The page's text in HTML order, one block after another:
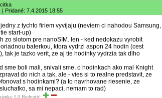
| Pridané: 7.4.2015 18:55
z tychto firiem vyvijaju (neviem ci nahodou Samsung,
start-up)
zo slotom pre nanoSIM. len - ked nedokazu vyrobit
baterkou, ktora vydrzi aspon 24 hodin (cest
tak je tazko verit, ze aj tie hodinky vydrzia tak dlho
sme boli mali, snivali sme, o hodinkach ako mal Knight
do nich a tak, ale - vies si to realne predstavit, ze
s hodinkami? (a to navrhovane riesenie, ze
sa mi nepaci, nemam to rad)
5.0 Hodnotiť: